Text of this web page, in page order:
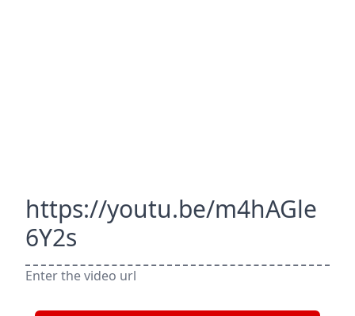
https://youtu.be/m4hAGle
6Y2s
Enter the video url